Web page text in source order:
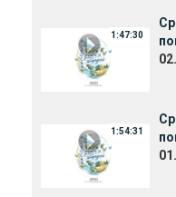
1:47:30
1:54:31